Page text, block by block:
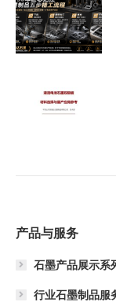
产品与服务
石墨产品展示系
行业石墨制品服